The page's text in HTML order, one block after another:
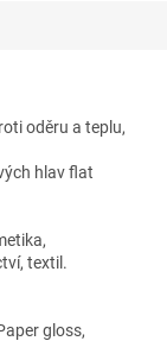
oděru a teplu,
hlav flat
textil.
gloss,